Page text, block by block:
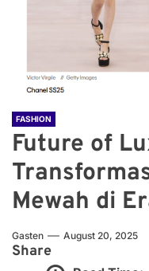
FASHION
Future of
Mewah di
Gasten August 20, 2025
Share